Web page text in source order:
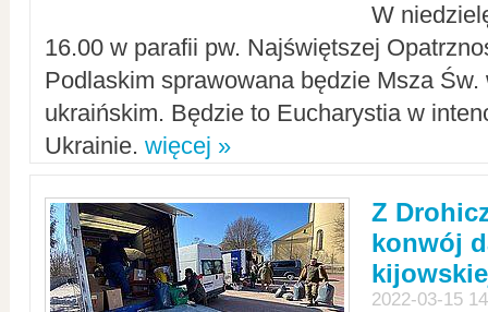
W
16.00 w parafii pw. Najświętszej
Podlaskim sprawowana będzie Msza Św.
ukraińskim. Będzie to Eucharystia w
Ukrainie. więcej »
Z
konwój
2022-03-15